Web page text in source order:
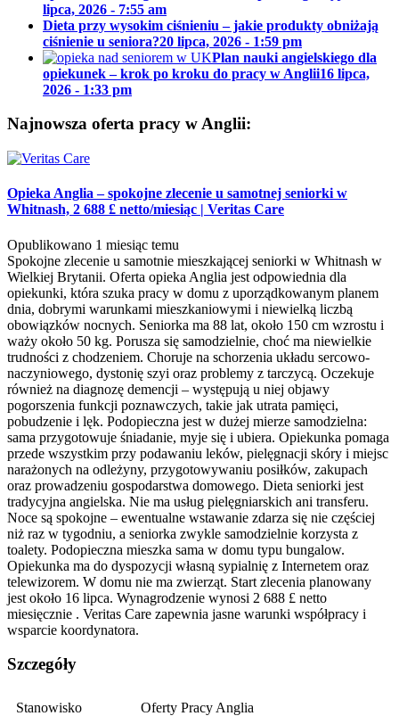
lipca, 2026 - 7:55 am
Dieta przy wysokim ciśnieniu – jakie produkty obniżają
ciśnienie u seniora?20 lipca, 2026 - 1:59 pm
Plan nauki angielskiego dla
opiekunek – krok po kroku do pracy w Anglii16 lipca,
2026 - 1:33 pm
Najnowsza oferta pracy w Anglii:
Opieka Anglia – spokojne zlecenie u samotnej seniorki w
Whitnash, 2 688 £ netto/miesiąc | Veritas Care
Opublikowano 1 miesiąc temu
Spokojne zlecenie u samotnie mieszkającej seniorki w Whitnash w
Wielkiej Brytanii. Oferta opieka Anglia jest odpowiednia dla
opiekunki, która szuka pracy w domu z uporządkowanym planem
dnia, dobrymi warunkami mieszkaniowymi i niewielką liczbą
obowiązków nocnych. Seniorka ma 88 lat, około 150 cm wzrostu i
waży około 50 kg. Porusza się samodzielnie, choć ma niewielkie
trudności z chodzeniem. Choruje na schorzenia układu sercowo-
naczyniowego, dystonię szyi oraz problemy z tarczycą. Oczekuje
również na diagnozę demencji – występują u niej objawy
pogorszenia funkcji poznawczych, takie jak utrata pamięci,
pobudzenie i lęk. Podopieczna jest w dużej mierze samodzielna:
sama przygotowuje śniadanie, myje się i ubiera. Opiekunka pomaga
przede wszystkim przy podawaniu leków, pielęgnacji skóry i miejsc
narażonych na odleżyny, przygotowywaniu posiłków, zakupach
oraz prowadzeniu gospodarstwa domowego. Dieta seniorki jest
tradycyjna angielska. Nie ma usług pielęgniarskich ani transferu.
Noce są spokojne – ewentualne wstawanie zdarza się nie częściej
niż raz w tygodniu, a seniorka zwykle samodzielnie korzysta z
toalety. Podopieczna mieszka sama w domu typu bungalow.
Opiekunka ma do dyspozycji własną sypialnię z Internetem oraz
telewizorem. W domu nie ma zwierząt. Start zlecenia planowany
jest około 16 lipca. Wynagrodzenie wynosi 2 688 £ netto
miesięcznie . Veritas Care zapewnia jasne warunki współpracy i
wsparcie koordynatora.
Szczegóły
Stanowisko Oferty Pracy Anglia